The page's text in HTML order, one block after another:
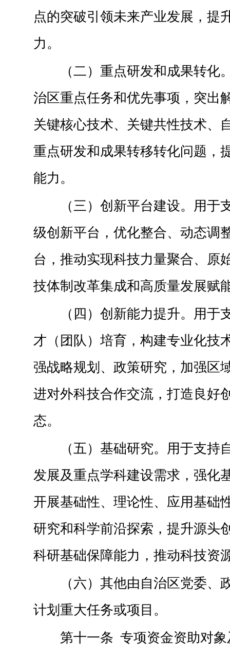
点的突破引领未来产业发展，提
力。
（二）重点研发和成果转化
治区重点任务和优先事项，突出
关键核心技术、关键共性技术、
重点研发和成果转移转化问题，
能力。
（三）创新平台建设。用于
级创新平台，优化整合、动态调
台，推动实现科技力量聚合、原
技体制改革集成和高质量发展赋
（四）创新能力提升。用于
才（团队）培育，构建专业化技
强战略规划、政策研究，加强区
进对外科技合作交流，打造良好
（五）基础研究。用于支持
发展及重点学科建设需求，强化
开展基础性、理论性、应用基础
研究和科学前沿探索，提升源头
科研基础保障能力，推动科技资
（六）其他由自治区党委、
计划重大任务或项目。
第十一条 专项资金资助对